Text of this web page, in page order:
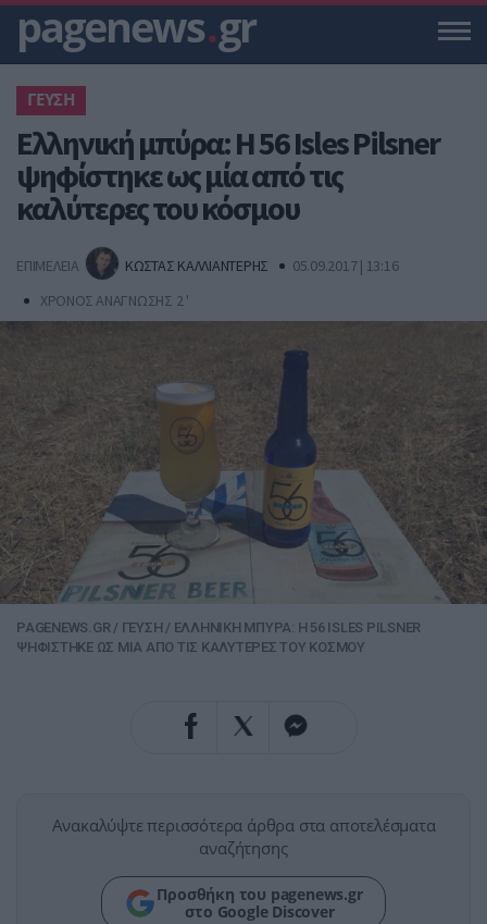
pagenews.gr
ΓΕΥΣΗ
Ελληνική μπύρα: Η 56 Isles Pilsner
ψηφίστηκε ως μία από τις
καλύτερες του κόσμου
ΕΠΙΜΕΛΕΙΑ ΚΩΣΤΑΣ ΚΑΛΛΙΑΝΤΕΡΗΣ
05.09.2017 | 13:16
ΧΡΟΝΟΣ ΑΝΑΓΝΩΣΗΣ 2 '
PAGENEWS.GR/ ΓΕΥΣΗ / ΕΛΛΗΝΙΚΗ ΜΠΥΡΑ: Η 56 ISLES PILSNER
ΨΗΦΙΣΤΗΚΕ ΩΣ ΜΙΑ ΑΠΟ ΤΙΣ ΚΑΛΥΤΕΡΕΣ ΤΟΥ ΚΟΣΜΟΥ
Ανακαλύψτε περισσότερα άρθρα στα αποτελέσματα
αναζήτησης
Προσθήκη του pagenews.gr
στο Google Discover